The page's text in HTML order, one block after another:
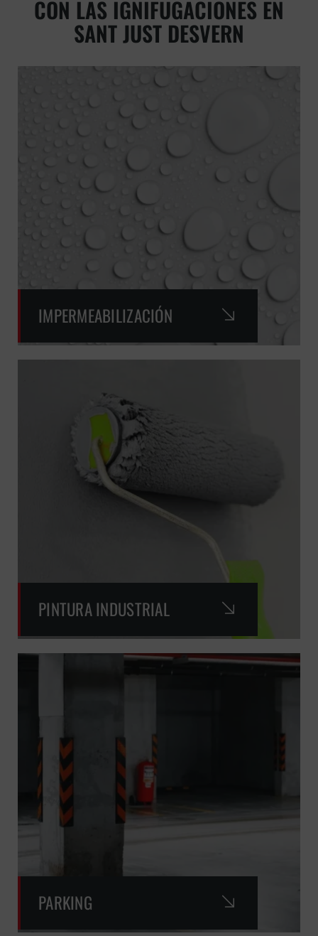
CON LAS IGNIFUGACIONES EN
SANT JUST DESVERN
IMPERMEABILIZACIÓN
PINTURA INDUSTRIAL
PARKING